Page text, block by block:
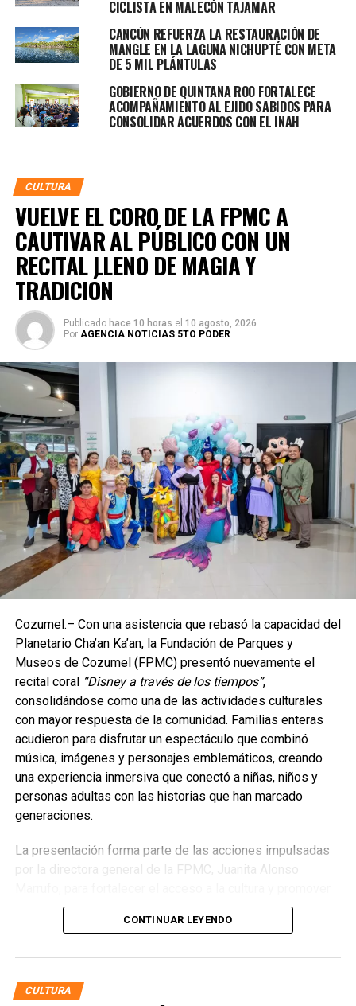
CICLISTA EN MALECÓN TAJAMAR
CANCÚN REFUERZA LA RESTAURACIÓN DE
MANGLE EN LA LAGUNA NICHUPTÉ CON META
DE 5 MIL PLÁNTULAS
GOBIERNO DE QUINTANA ROO FORTALECE
ACOMPAÑAMIENTO AL EJIDO SABIDOS PARA
CONSOLIDAR ACUERDOS CON EL INAH
CULTURA
VUELVE EL CORO DE LA FPMC A
CAUTIVAR AL PÚBLICO CON UN
RECITAL LLENO DE MAGIA Y
TRADICIÓN
Publicado hace 10 horas el 10 agosto, 2026
Por AGENCIA NOTICIAS 5TO PODER
Cozumel.– Con una asistencia que rebasó la capacidad del
Planetario Cha’an Ka’an, la Fundación de Parques y
Museos de Cozumel (FPMC) presentó nuevamente el
recital coral “Disney a través de los tiempos”,
consolidándose como una de las actividades culturales
con mayor respuesta de la comunidad. Familias enteras
acudieron para disfrutar un espectáculo que combinó
música, imágenes y personajes emblemáticos, creando
una experiencia inmersiva que conectó a niñas, niños y
personas adultas con las historias que han marcado
generaciones.
La presentación forma parte de las acciones impulsadas
por la directora general de la FPMC, Juanita Alonso
el desarrollo artístico en espacios seguros y de sana
convivencia. Bajo la dirección de la maestra Argelia Chacón
Aladdín,La Sirenita
CONTINUAR LEYENDO
CULTURA